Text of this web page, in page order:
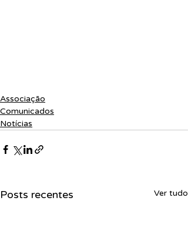
Associação
Comunicados
Notícias
Posts recentes Ver tudo